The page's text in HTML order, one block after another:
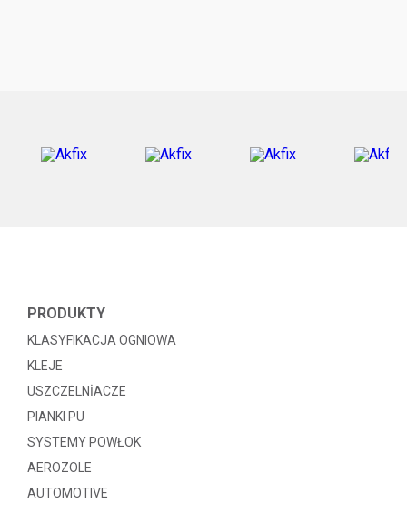
PRODUKTY
KLASYFIKACJA OGNIOWA
KLEJE
USZCZELNİACZE
PIANKI PU
SYSTEMY POWŁOK
AEROZOLE
AUTOMOTIVE